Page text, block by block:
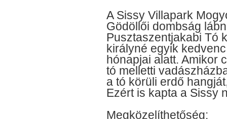
A Sissy Villapark
Gödöllői dombság
Pusztaszentjakabi Tó
királyné egyik
hónapjai alatt. Amikor
tó melletti
a tó körüli erdő
Ezért is kapta a Sissy
Megközelíthetőség: